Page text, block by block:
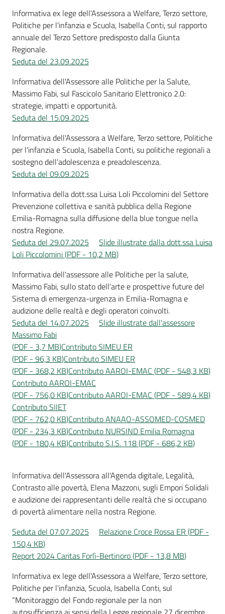
Informativa ex lege dell'Assessora a Welfare, Terzo settore,
Politiche per l'infanzia e Scuola, Isabella Conti, sul rapporto
annuale del Terzo Settore predisposto dalla Giunta
Regionale.
Seduta del 23.09.2025
Informativa dell'Assessore alle Politiche per la Salute,
Massimo Fabi, sul Fascicolo Sanitario Elettronico 2.0:
strategie, impatti e opportunità.
Seduta del 15.09.2025
Informativa dell'Assessora a Welfare, Terzo settore, Politiche
per l'infanzia e Scuola, Isabella Conti, su politiche regionali a
sostegno dell'adolescenza e preadolescenza.
Seduta del 09.09.2025
Informativa della dott.ssa Luisa Loli Piccolomini del Settore
Prevenzione collettiva e sanità pubblica della Regione
Emilia-Romagna sulla diffusione della blue tongue nella
nostra Regione.
Seduta del 29.07.2025
Slide illustrate dalla dott.ssa Luisa
Loli Piccolomini(PDF - 10,2 MB)
Informativa dell'assessore alle Politiche per la salute,
Massimo Fabi, sullo stato dell’arte e prospettive future del
Sistema di emergenza-urgenza in Emilia-Romagna e
audizione delle realtà e degli operatori coinvolti.
Seduta del 14.07.2025
Slide illustrate dall'assessore
Massimo Fabi
(PDF - 3,7 MB)Contributo SIMEU ER
(PDF - 96,3 KB)Contributo SIMEU ER
(PDF - 368,2 KB)Contributo AAROI-EMAC (PDF - 548,3 KB)
Contributo AAROI-EMAC
(PDF - 756,0 KB)Contributo AAROI-EMAC (PDF - 589,4 KB)
Contributo SIIET
(PDF - 762,0 KB)Contributo ANAAO-ASSOMED-COSMED
(PDF - 234,3 KB)Contributo NURSIND Emilia Romagna
(PDF - 180,4 KB)Contributo S.I.S. 118(PDF - 686,2 KB)
Informativa dell'Assessora all'Agenda digitale, Legalità,
Contrasto alle povertà, Elena Mazzoni, sugli Empori Solidali
e audizione dei rappresentanti delle realtà che si occupano
di povertà alimentare nella nostra Regione.
Seduta del 07.07.2025
Relazione Croce Rossa ER (PDF -
150,4 KB)
Report 2024 Caritas Forlì-Bertinoro(PDF - 13,8 MB)
Informativa ex lege dell'Assessora a Welfare, Terzo settore,
Politiche per l'infanzia, Scuola, Isabella Conti, sul
“Monitoraggio del Fondo regionale per la non